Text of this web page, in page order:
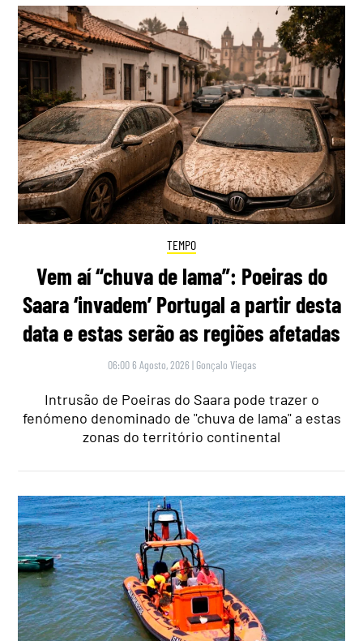
TEMPO
Vem aí “chuva de lama”: Poeiras do
Saara ‘invadem’ Portugal a partir desta
data e estas serão as regiões afetadas
06:00 6 Agosto, 2026 | Gonçalo Viegas
Intrusão de Poeiras do Saara pode trazer o
fenómeno denominado de "chuva de lama" a estas
zonas do território continental